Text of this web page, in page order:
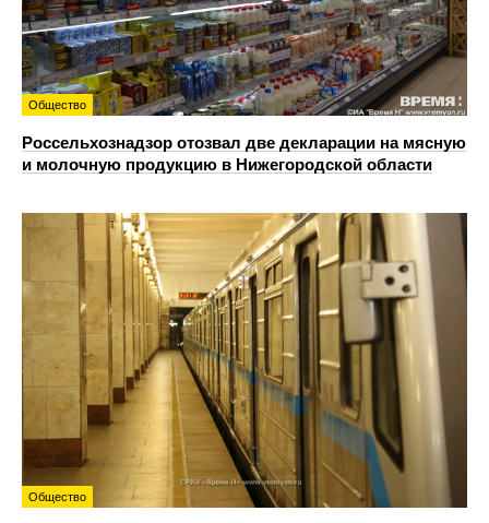
Общество
Россельхознадзор отозвал две декларации на мясную
и молочную продукцию в Нижегородской области
Общество